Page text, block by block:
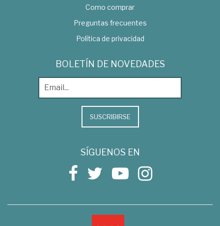
Como comprar
Preguntas frecuentes
Política de privacidad
BOLETÍN DE NOVEDADES
SUSCRIBIRSE
SÍGUENOS EN